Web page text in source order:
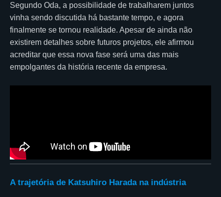
Segundo Oda, a possibilidade de trabalharem juntos
vinha sendo discutida há bastante tempo, e agora
finalmente se tornou realidade. Apesar de ainda não
existirem detalhes sobre futuros projetos, ele afirmou
acreditar que essa nova fase será uma das mais
empolgantes da história recente da empresa.
A trajetória de Katsuhiro Harada na indústria